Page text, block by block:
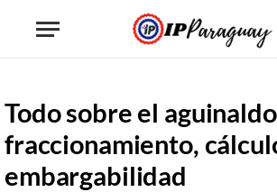
Todo sobre el
fraccionamiento,
embargabilidad